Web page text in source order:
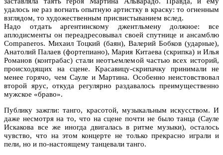
удалось не раз вогнать опытную артистку в краску: то огненным
взглядом, то художественным присвистыванием вслед.
Надо отдать аргентинскому джентльмену должное: все
аплодисменты он переадресовывал своей спутнице и ансамблю
Companeros. Михаил Тоцкий (баян), Валерий Бобков (ударные),
Анатолий Палаев (фортепиано), Мария Китаева (скрипка) и Илья
Романов (контрабас) стали неотъемлемой частью всех историй,
происходящих на сцене. Красавицу-скрипачку принимали не
менее горячо, чем Сауле и Мартина. Особенно неистовствовал
второй ярус, откуда регулярно раздавалось преимущественно
мужское «браво».
Публику зажгли: танго, красотой, музыкальным искусством. И
даже несмотря на то, что на сцене почти не было танца (Сауле
Искакова все же иногда двигалась в ритме музыки), осталось
чувство, что на этом концерте не только прекрасно играли и
пели, но и по-настоящему танцевали танго.